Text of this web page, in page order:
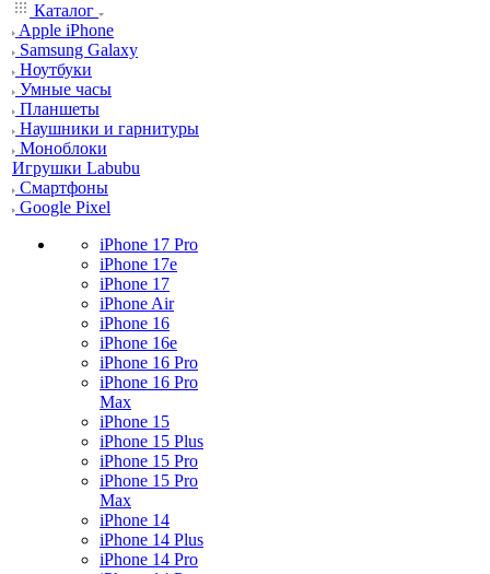
Каталог
Apple iPhone
Samsung Galaxy
Ноутбуки
Умные часы
Планшеты
Наушники и гарнитуры
Моноблоки
Игрушки Labubu
Смартфоны
Google Pixel
iPhone 17 Pro
iPhone 17e
iPhone 17
iPhone Air
iPhone 16
iPhone 16e
iPhone 16 Pro
iPhone 16 Pro
Max
iPhone 15
iPhone 15 Plus
iPhone 15 Pro
iPhone 15 Pro
Max
iPhone 14
iPhone 14 Plus
iPhone 14 Pro